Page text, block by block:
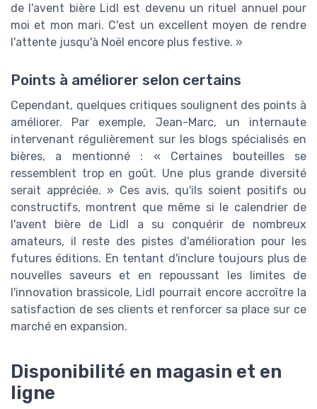
de l'avent bière Lidl est devenu un rituel annuel pour
moi et mon mari. C'est un excellent moyen de rendre
l'attente jusqu'à Noël encore plus festive. »
Points à améliorer selon certains
Cependant, quelques critiques soulignent des points à
améliorer. Par exemple, Jean-Marc, un internaute
intervenant régulièrement sur les blogs spécialisés en
bières, a mentionné : « Certaines bouteilles se
ressemblent trop en goût. Une plus grande diversité
serait appréciée. » Ces avis, qu'ils soient positifs ou
constructifs, montrent que même si le calendrier de
l'avent bière de Lidl a su conquérir de nombreux
amateurs, il reste des pistes d'amélioration pour les
futures éditions. En tentant d'inclure toujours plus de
nouvelles saveurs et en repoussant les limites de
l'innovation brassicole, Lidl pourrait encore accroître la
satisfaction de ses clients et renforcer sa place sur ce
marché en expansion.
Disponibilité en magasin et en
ligne